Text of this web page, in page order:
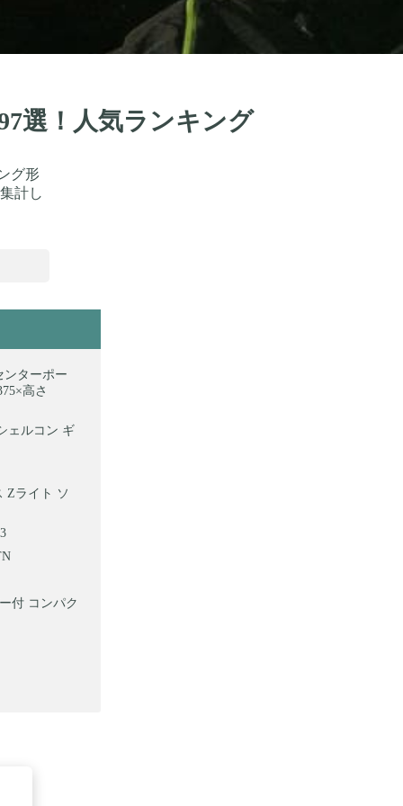
選！人気ランキング
グ形
計し
ンターポー
高さ
ェルコン ギ
Zライト ソ
付 コンパク